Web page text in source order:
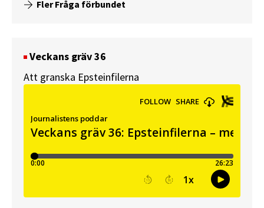
Fler Fråga förbundet
Veckans gräv 36
Att granska Epsteinfilerna